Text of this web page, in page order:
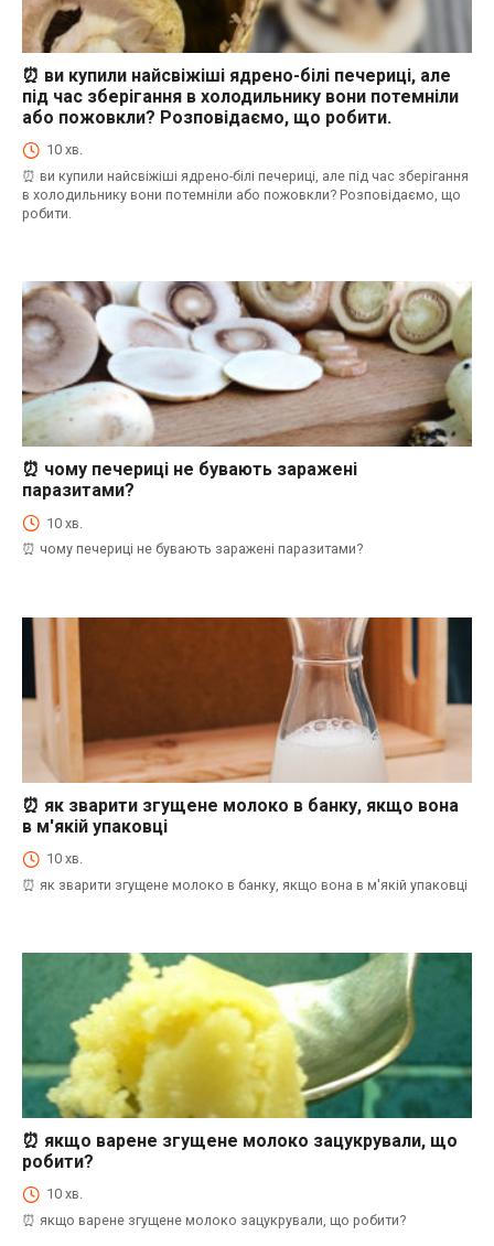
⏰Енциклопедія Coofood. Як економити час і гроші на кухні. Практичний побут.
⏰ ви купили найсвіжіші ядрено-білі печериці, але
під час зберігання в холодильнику вони потемніли
або пожовкли? Розповідаємо, що робити.
10 хв.
⏰ ви купили найсвіжіші ядрено-білі печериці, але під час зберігання
в холодильнику вони потемніли або пожовкли? Розповідаємо, що
робити.
⏰Енциклопедія Coofood. Як економити час і гроші на кухні. Практичний побут.
⏰ чому печериці не бувають заражені
паразитами?
10 хв.
⏰ чому печериці не бувають заражені паразитами?
⏰Енциклопедія Coofood. Як економити час і гроші на кухні. Практичний побут.
⏰ як зварити згущене молоко в банку, якщо вона
в м'якій упаковці
10 хв.
⏰ як зварити згущене молоко в банку, якщо вона в м'якій упаковці
⏰Енциклопедія Coofood. Як економити час і гроші на кухні. Практичний побут.
⏰ якщо варене згущене молоко зацукрували, що
робити?
10 хв.
⏰ якщо варене згущене молоко зацукрували, що робити?